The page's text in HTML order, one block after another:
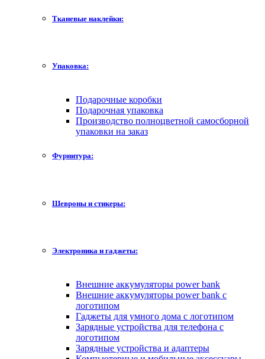
Тканевые наклейки:
Упаковка:
Подарочные коробки
Подарочная упаковка
Производство полноцветной самосборной
упаковки на заказ
Фурнитура:
Шевроны и стикеры:
Электроника и гаджеты:
Внешние аккумуляторы power bank
Внешние аккумуляторы power bank с
логотипом
Гаджеты для умного дома с логотипом
Зарядные устройства для телефона с
логотипом
Зарядные устройства и адаптеры